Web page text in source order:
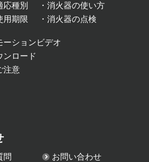
応種別 ・ 消火器の使い方
用期限 ・ 消火器の点検
ーションビデオ
ンロード
注意
問
お問い合わせ